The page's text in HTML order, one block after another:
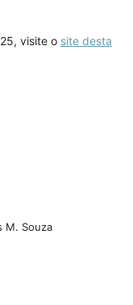
visite o site desta
M. Souza